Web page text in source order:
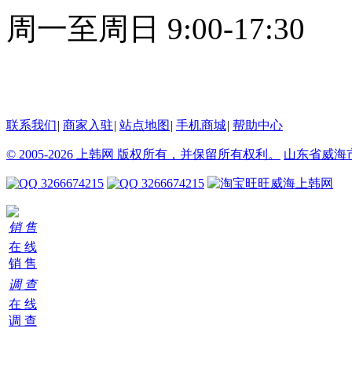
周一至周日 9:00-17:30
联系我们| 商家入驻| 站点地图 | 手机商城| 帮助中心
© 2005-2026 上韩网 版权所有，并保留所有权利。 山东省威海
3266674215 3266674215 威海上韩网
销 售
在 线
销 售
调 查
在 线
调 查